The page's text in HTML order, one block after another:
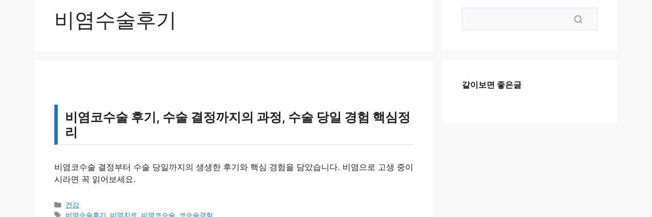
비염수술후기
비염코수술 후기, 수술 결정까지의 과정, 수술 당일 경험 핵심정
리
비염코수술 결정부터 수술 당일까지의 생생한 후기와 핵심 경험을 담았습니다. 비염으로 고생 중이
시라면 꼭 읽어보세요.
카
테
건강
태
비염수술후기, 비염치료, 비염코수술, 코수술경험
같이보면 좋은글